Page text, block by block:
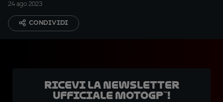
24 ago 2023
CONDIVIDI
Ricevi la newsletter
ufficiale MotoGP™!